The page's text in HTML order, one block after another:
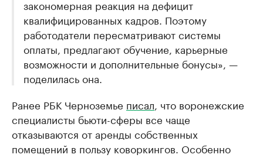
закономерная реакция на дефицит
квалифицированных кадров. Поэтому
работодатели пересматривают системы
оплаты, предлагают обучение, карьерные
возможности и дополнительные бонусы», —
поделилась она.
Ранее РБК Черноземье писал, что воронежские
специалисты бьюти-сферы все чаще
отказываются от аренды собственных
помещений в пользу коворкингов. Особенно